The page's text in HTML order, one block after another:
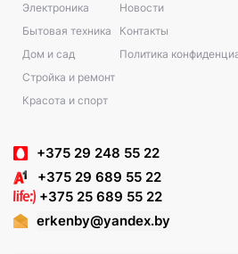
Электроника
Бытовая техника
Дом и сад
Стройка и ремонт
Красота и спорт
Новости
Контакты
Политика
+375 29 248 55 22
+375 29 689 55 22
+375 25 689 55 22
erkenby@yandex.by